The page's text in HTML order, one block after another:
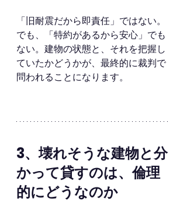
「旧耐震だから即責任」ではない。
でも、「特約があるから安心」でも
ない。建物の状態と、それを把握し
ていたかどうかが、最終的に裁判で
問われることになります。
3、壊れそうな建物と分
かって貸すのは、倫理
的にどうなのか